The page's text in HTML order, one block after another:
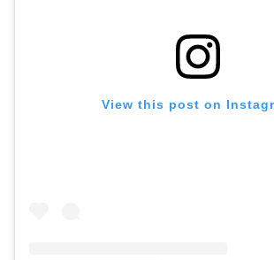
View this post on